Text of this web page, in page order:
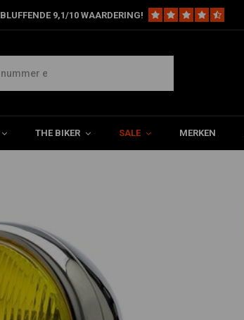
9,1/10 WAARDERING!
THE BIKER SALE MERKEN
Chrome - gele lens